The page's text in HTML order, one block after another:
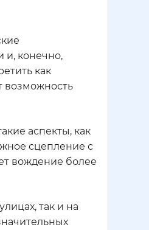
и, конечно,
как
возможность
аспекты, как
сцепление с
вождение более
так и на